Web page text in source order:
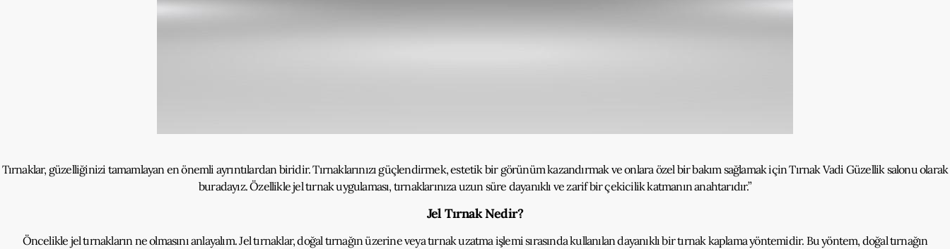
Tırnaklar, güzelliğinizi tamamlayan en önemli ayrıntılardan biridir. Tırnaklarınızı güçlendirmek, estetik bir görünüm kazandırmak ve onlara özel bir bakım sağlamak için Tırnak Vadi Güzellik salonu olarak
buradayız. Özellikle jel tırnak uygulaması, tırnaklarınıza uzun süre dayanıklı ve zarif bir çekicilik katmanın anahtarıdır.”
Jel Tırnak Nedir?
Öncelikle jel tırnakların ne olmasını anlayalım. Jel tırnaklar, doğal tırnağın üzerine veya tırnak uzatma işlemi sırasında kullanılan dayanıklı bir tırnak kaplama yöntemidir. Bu yöntem, doğal tırnağın